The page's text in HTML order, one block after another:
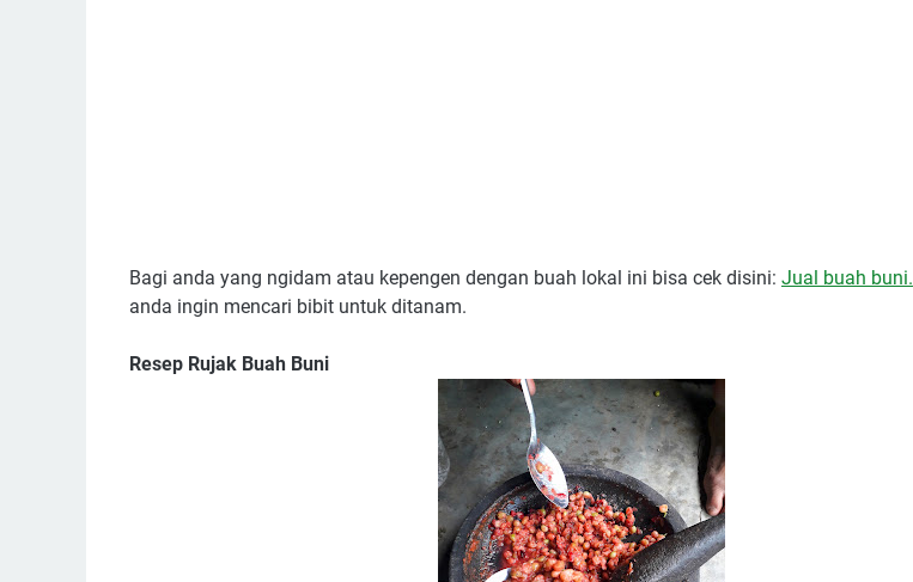
Bagi anda yang ngidam atau kepengen dengan buah lokal ini bisa cek disini: Jual buah buni.
anda ingin mencari bibit untuk ditanam.
Resep Rujak Buah Buni